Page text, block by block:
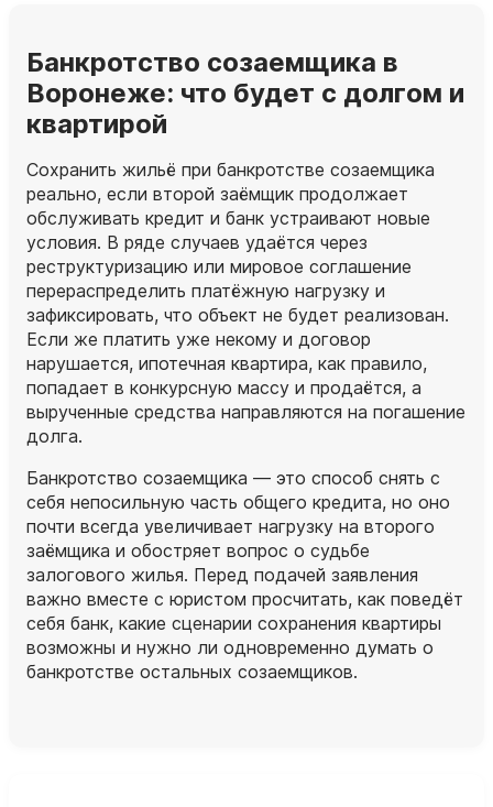
Банкротство созаемщика в
Воронеже: что будет с долгом и
квартирой
Сохранить жильё при банкротстве созаемщика
реально, если второй заёмщик продолжает
обслуживать кредит и банк устраивают новые
условия. В ряде случаев удаётся через
реструктуризацию или мировое соглашение
перераспределить платёжную нагрузку и
зафиксировать, что объект не будет реализован.
Если же платить уже некому и договор
нарушается, ипотечная квартира, как правило,
попадает в конкурсную массу и продаётся, а
вырученные средства направляются на погашение
долга.
Банкротство созаемщика — это способ снять с
себя непосильную часть общего кредита, но оно
почти всегда увеличивает нагрузку на второго
заёмщика и обостряет вопрос о судьбе
залогового жилья. Перед подачей заявления
важно вместе с юристом просчитать, как поведёт
себя банк, какие сценарии сохранения квартиры
возможны и нужно ли одновременно думать о
банкротстве остальных созаемщиков.